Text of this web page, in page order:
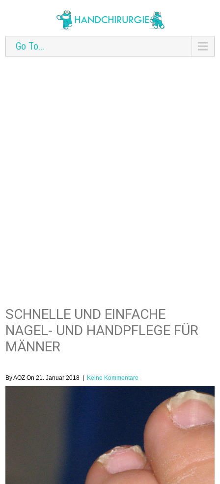
Go To...
SCHNELLE UND EINFACHE
NAGEL- UND HANDPFLEGE FÜR
MÄNNER
By AOZ On 21. Januar 2018 Keine Kommentare